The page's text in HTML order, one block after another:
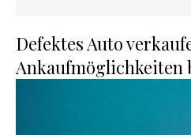
Defektes Auto
Ankaufmöglichkeiten